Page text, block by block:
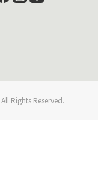
Rights Reserved.